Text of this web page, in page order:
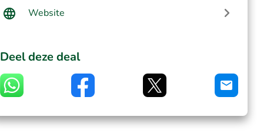
Website
Deel deze deal